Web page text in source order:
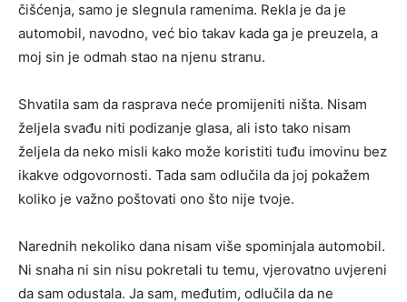
čišćenja, samo je slegnula ramenima. Rekla je da je
automobil, navodno, već bio takav kada ga je preuzela, a
moj sin je odmah stao na njenu stranu.
Shvatila sam da rasprava neće promijeniti ništa. Nisam
željela svađu niti podizanje glasa, ali isto tako nisam
željela da neko misli kako može koristiti tuđu imovinu bez
ikakve odgovornosti. Tada sam odlučila da joj pokažem
koliko je važno poštovati ono što nije tvoje.
Narednih nekoliko dana nisam više spominjala automobil.
Ni snaha ni sin nisu pokretali tu temu, vjerovatno uvjereni
da sam odustala. Ja sam, međutim, odlučila da ne